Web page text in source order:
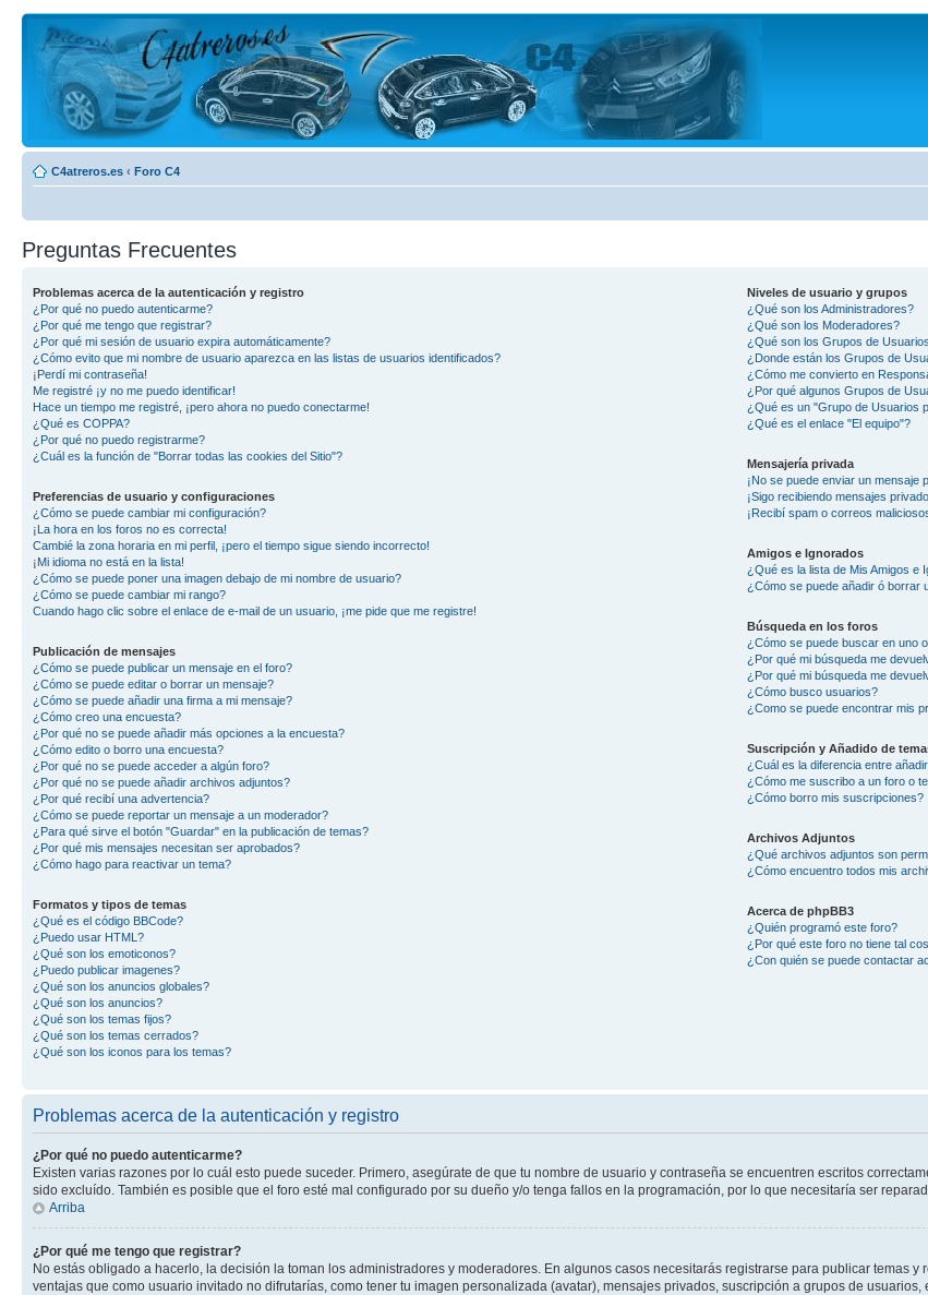
C4atreros.es ‹ Foro C4
Preguntas Frecuentes
Problemas acerca de la autenticación y registro
¿Por qué no puedo autenticarme?
¿Por qué me tengo que registrar?
¿Por qué mi sesión de usuario expira automáticamente?
¿Cómo evito que mi nombre de usuario aparezca en las listas de usuarios identificados?
¡Perdí mi contraseña!
Me registré ¡y no me puedo identificar!
Hace un tiempo me registré, ¡pero ahora no puedo conectarme!
¿Qué es COPPA?
¿Por qué no puedo registrarme?
¿Cuál es la función de "Borrar todas las cookies del Sitio"?
Preferencias de usuario y configuraciones
¿Cómo se puede cambiar mi configuración?
¡La hora en los foros no es correcta!
Cambié la zona horaria en mi perfil, ¡pero el tiempo sigue siendo incorrecto!
¡Mi idioma no está en la lista!
¿Cómo se puede poner una imagen debajo de mi nombre de usuario?
¿Cómo se puede cambiar mi rango?
Cuando hago clic sobre el enlace de e-mail de un usuario, ¡me pide que me registre!
Publicación de mensajes
¿Cómo se puede publicar un mensaje en el foro?
¿Cómo se puede editar o borrar un mensaje?
¿Cómo se puede añadir una firma a mi mensaje?
¿Cómo creo una encuesta?
¿Por qué no se puede añadir más opciones a la encuesta?
¿Cómo edito o borro una encuesta?
¿Por qué no se puede acceder a algún foro?
¿Por qué no se puede añadir archivos adjuntos?
¿Por qué recibí una advertencia?
¿Cómo se puede reportar un mensaje a un moderador?
¿Para qué sirve el botón "Guardar" en la publicación de temas?
¿Por qué mis mensajes necesitan ser aprobados?
¿Cómo hago para reactivar un tema?
Formatos y tipos de temas
¿Qué es el código BBCode?
¿Puedo usar HTML?
¿Qué son los emoticonos?
¿Puedo publicar imagenes?
¿Qué son los anuncios globales?
¿Qué son los anuncios?
¿Qué son los temas fijos?
¿Qué son los temas cerrados?
¿Qué son los iconos para los temas?
Niveles de usuario y grupos
¿Qué son los Administradores?
¿Qué son los Moderadores?
¿Qué son los Grupos de
¿Donde están los Grupos de
¿Cómo me convierto en
¿Por qué algunos Grupos de
¿Qué es un "Grupo de Usuarios
¿Qué es el enlace "El equipo"?
Mensajería privada
¡No se puede enviar un mensaje
¡Sigo recibiendo mensajes
¡Recibí spam o correos
Amigos e Ignorados
¿Qué es la lista de Mis Amigos e
¿Cómo se puede añadir ó borrar
Búsqueda en los foros
¿Cómo se puede buscar en uno
¿Por qué mi búsqueda me
¿Por qué mi búsqueda me
¿Cómo busco usuarios?
¿Como se puede encontrar mis
Suscripción y Añadido de
¿Cuál es la diferencia entre
¿Cómo me suscribo a un foro o
¿Cómo borro mis suscripciones?
Archivos Adjuntos
¿Qué archivos adjuntos son
¿Cómo encuentro todos mis
Acerca de phpBB3
¿Quién programó este foro?
¿Por qué este foro no tiene tal
¿Con quién se puede contactar
Problemas acerca de la autenticación y registro
¿Por qué no puedo autenticarme?
Existen varias razones por lo cuál esto puede suceder. Primero, asegúrate de que tu nombre de usuario y contraseña se encuentren escritos
sido excluído. También es posible que el foro esté mal configurado por su dueño y/o tenga fallos en la programación, por lo que necesitaría ser
Arriba
¿Por qué me tengo que registrar?
No estás obligado a hacerlo, la decisión la toman los administradores y moderadores. En algunos casos necesitarás registrarse para publicar temas
ventajas que como usuario invitado no difrutarías, como tener tu imagen personalizada (avatar), mensajes privados, suscripción a grupos de